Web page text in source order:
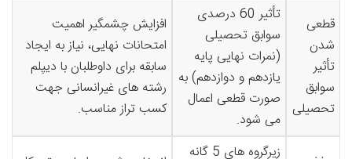
قطعی
شدن
تأثیر
سوابق
تحصیلی
تأثیر 60 درصدی
سوابق تحصیلی
(نمرات نهایی پایه
یازدهم و دوازدهم) به
صورت قطعی اعمال
می شود.
افزایش چشمگیر اهمیت
امتحانات نهایی، نیاز به ایجاد
سابقه برای داوطلبان با دیپلم
رشته های غیرانسانی جهت
کسب تراز مناسب.
زیرگروه های 5 گانه